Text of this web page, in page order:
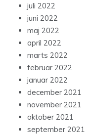
juli 2022
juni 2022
maj 2022
april 2022
marts 2022
februar 2022
januar 2022
december 2021
november 2021
oktober 2021
september 2021